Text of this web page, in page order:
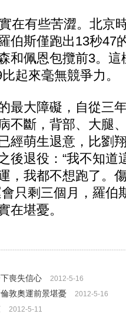
在有些苦澀。北京
伯斯僅跑出13秒47
和佩恩包攬前3。
起來毫無競爭力。
大障礙，自從三
不斷，背部、大腿
經萌生退意，比劉
後退役：“我不知道
，我都不想跑了。
會只剩三個月，羅伯
在堪憂。
喪失信心
2012-5-16
敦奧運前景堪憂 2012-5-16
2012-5-11